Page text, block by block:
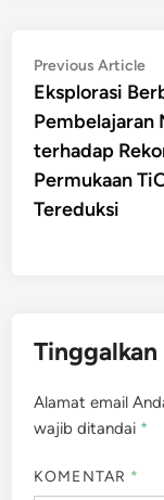
Navigasi
pos
Previous Article
Eksplorasi
Pembelajaran
terhadap
Permukaan
Tereduksi
Tinggalkan
Alamat email
wajib ditandai *
KOMENTAR *